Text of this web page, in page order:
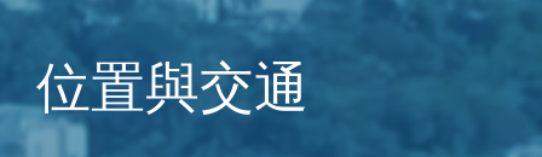
位置與交通